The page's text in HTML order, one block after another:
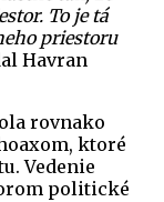
To je tá
priestoru
Havran
rovnako
ktoré
Vedenie
politické